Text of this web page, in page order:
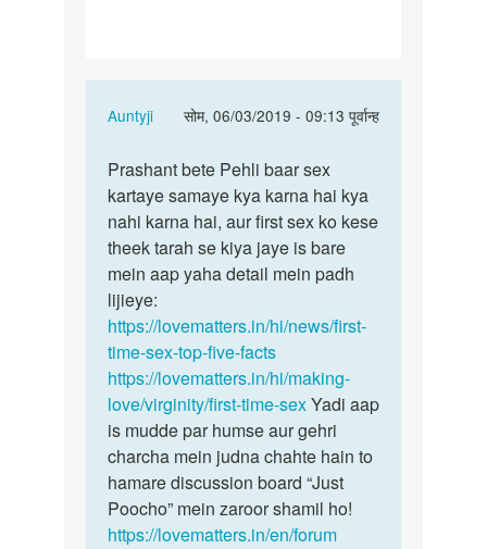
Auntyji
सोम, 06/03/2019 - 09:13 पूर्वान्ह
In
to
madm
mera
name
prashant…
by
Prashant
Tomar
Prashant
bete
Pehli
baar
sex…
Prashant bete Pehli baar sex
kartaye samaye kya karna hai kya
nahi karna hai, aur first sex ko kese
theek tarah se kiya jaye is bare
mein aap yaha detail mein padh
lijieye:
https://lovematters.in/hi/news/first-
time-sex-top-five-facts
https://lovematters.in/hi/making-
love/virginity/first-time-sexYadi aap
is mudde par humse aur gehri
charcha mein judna chahte hain to
hamare discussion board “Just
Poocho” mein zaroor shamil ho!
https://lovematters.in/en/forum